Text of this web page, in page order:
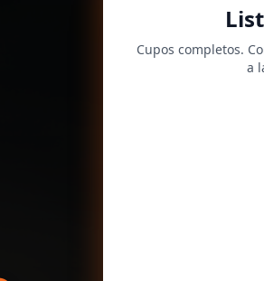
Cupos completos.
a